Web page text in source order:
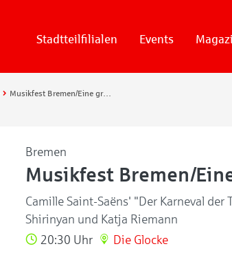
Stadtteilfilialen Events
Musikfest Bremen/Eine große Nachtmusik: Karneval des Glücks
Bremen
Musikfest Bremen/
Camille Saint-Saëns' "Der Karneval
Shirinyan und Katja Riemann
20:30 Uhr
Die Glocke